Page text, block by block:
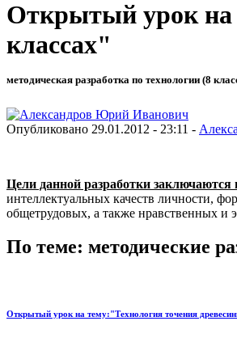
Открытый урок на
классах"
методическая разработка по технологии (8
Опубликовано 29.01.2012 - 23:11 -
Цели данной разработки
интеллектуальных качеств личности,
общетрудовых, а также нравственных и
По теме: методические
Открытый урок на тему:"Технология точения